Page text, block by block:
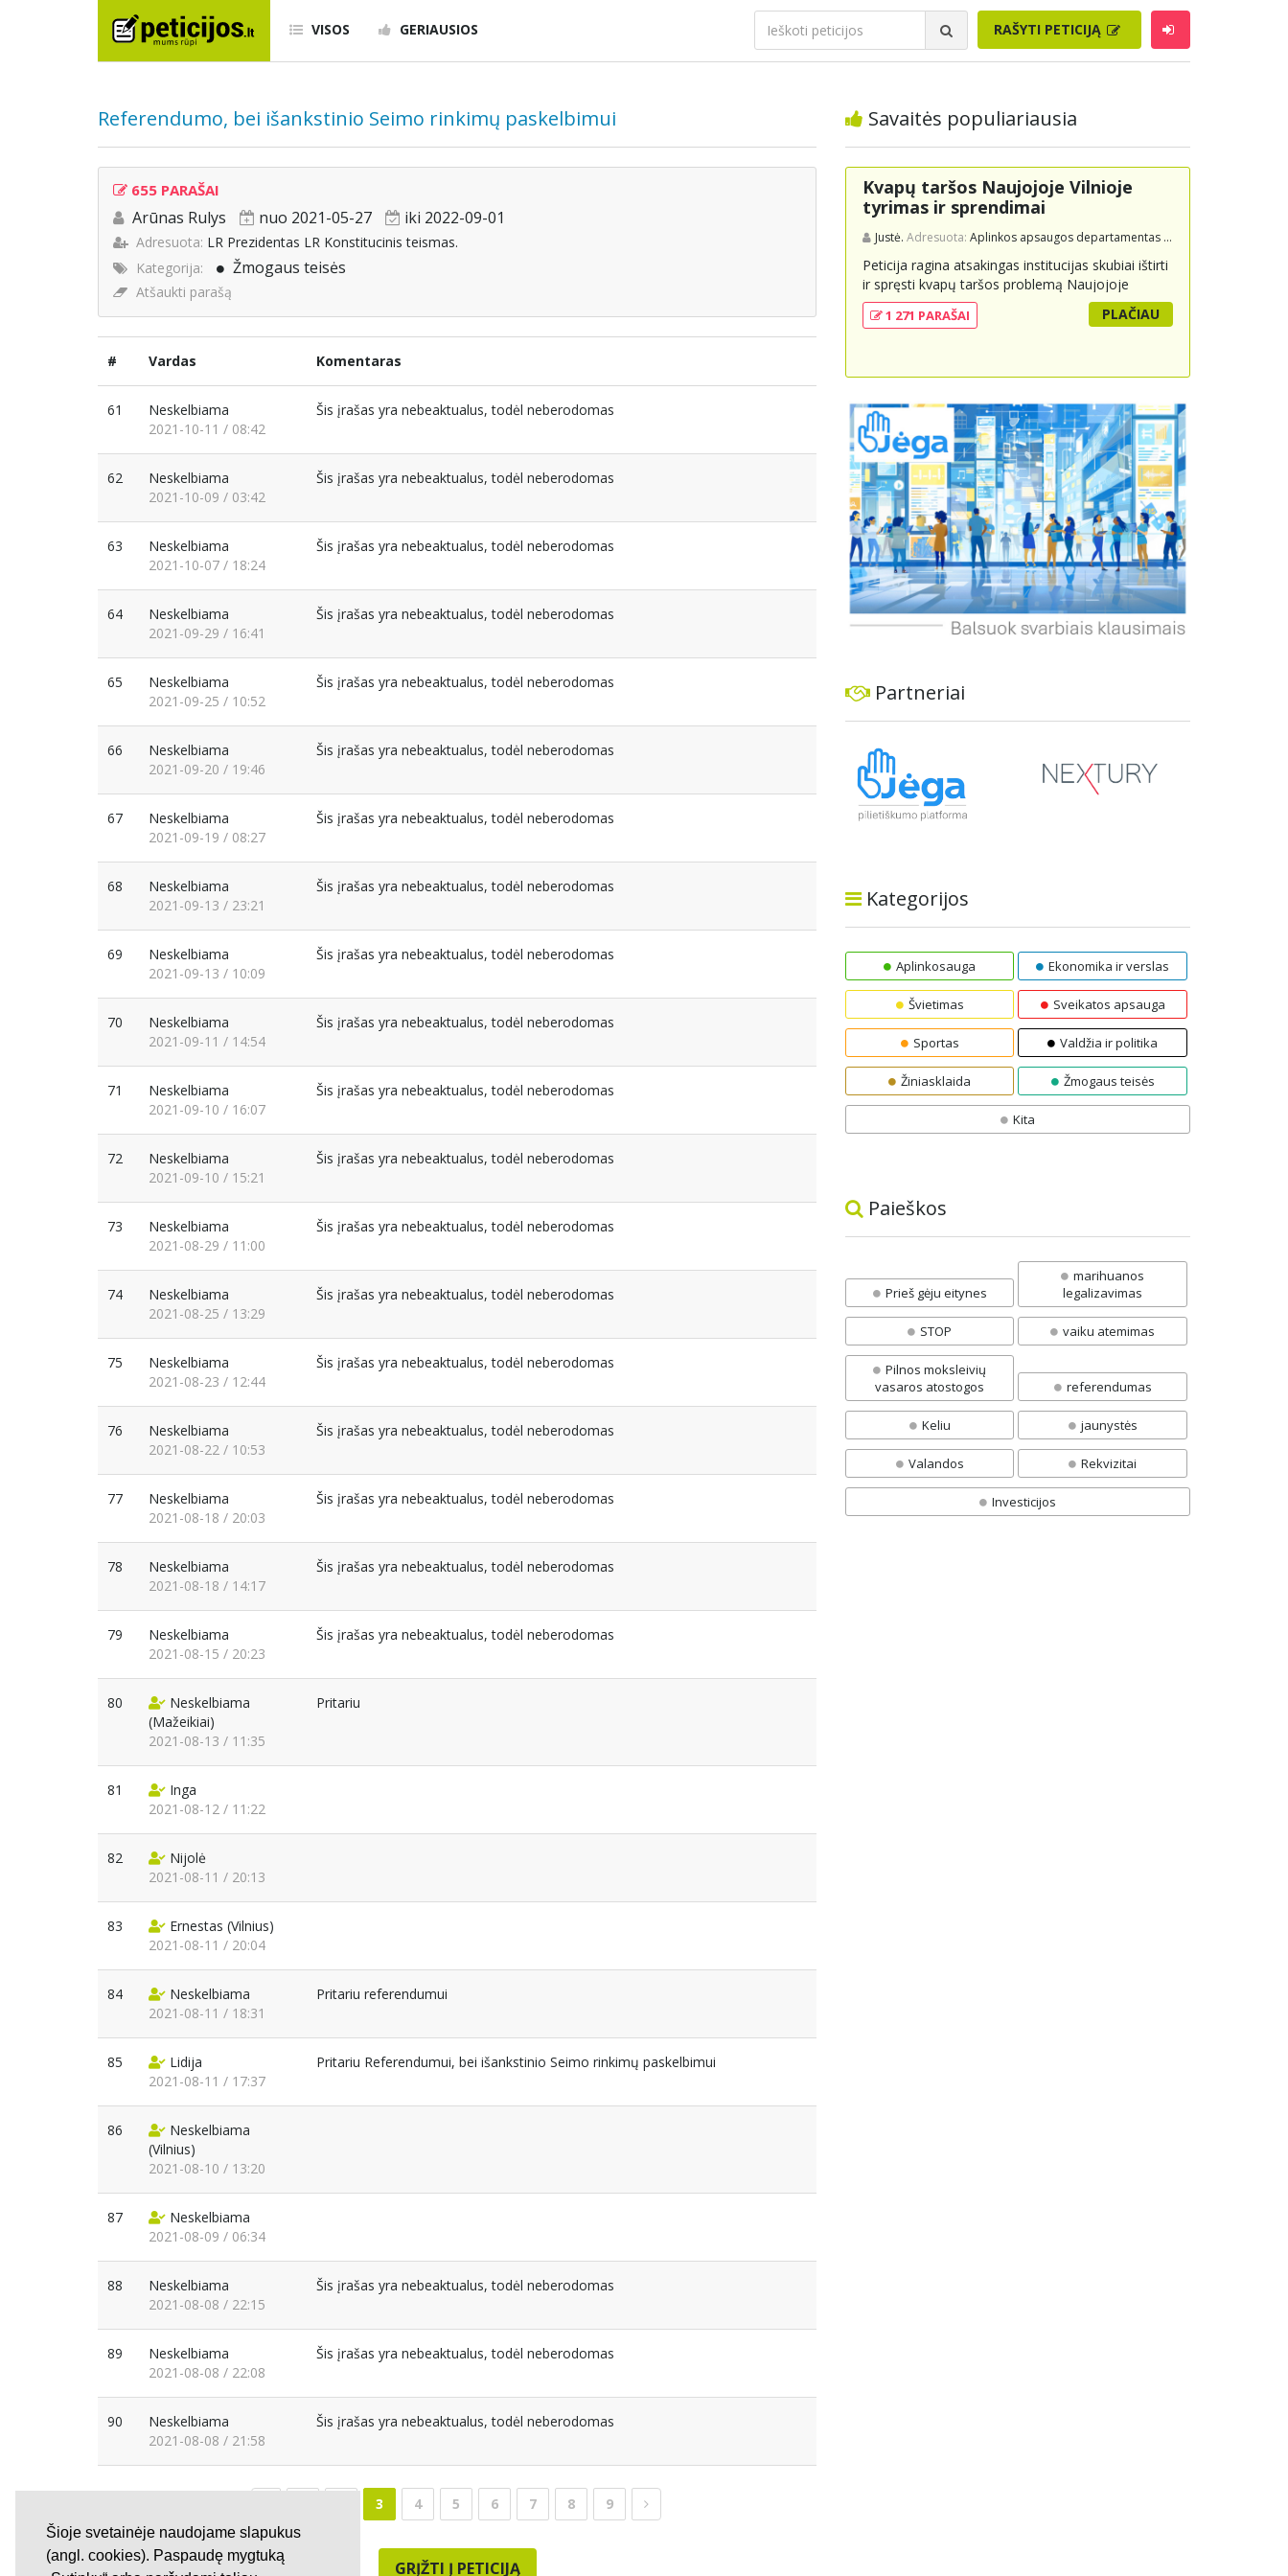
Šioje svetainėje naudojame slapukus
(angl. cookies). Paspaudę mygtuką
VISOS GERIAUSIOS RAŠYTI PETICIJĄ
Referendumo, bei išankstinio Seimo rinkimų paskelbimui
655 PARAŠAI
Arūnas Rulys nuo 2021-05-27 iki 2022-09-01
Adresuota: LR Prezidentas LR Konstitucinis teismas.
Kategorija:
Žmogaus teisės
Atšaukti parašą
# Vardas Komentaras
61
Neskelbiama
2021-10-11 / 08:42
Šis įrašas yra nebeaktualus, todėl neberodomas
62
Neskelbiama
2021-10-09 / 03:42
Šis įrašas yra nebeaktualus, todėl neberodomas
63
Neskelbiama
2021-10-07 / 18:24
Šis įrašas yra nebeaktualus, todėl neberodomas
64
Neskelbiama
2021-09-29 / 16:41
Šis įrašas yra nebeaktualus, todėl neberodomas
65
Neskelbiama
2021-09-25 / 10:52
Šis įrašas yra nebeaktualus, todėl neberodomas
66
Neskelbiama
2021-09-20 / 19:46
Šis įrašas yra nebeaktualus, todėl neberodomas
67
Neskelbiama
2021-09-19 / 08:27
Šis įrašas yra nebeaktualus, todėl neberodomas
68
Neskelbiama
2021-09-13 / 23:21
Šis įrašas yra nebeaktualus, todėl neberodomas
69
Neskelbiama
2021-09-13 / 10:09
Šis įrašas yra nebeaktualus, todėl neberodomas
70
Neskelbiama
2021-09-11 / 14:54
Šis įrašas yra nebeaktualus, todėl neberodomas
71
Neskelbiama
2021-09-10 / 16:07
Šis įrašas yra nebeaktualus, todėl neberodomas
72
Neskelbiama
2021-09-10 / 15:21
Šis įrašas yra nebeaktualus, todėl neberodomas
73
Neskelbiama
2021-08-29 / 11:00
Šis įrašas yra nebeaktualus, todėl neberodomas
74
Neskelbiama
2021-08-25 / 13:29
Šis įrašas yra nebeaktualus, todėl neberodomas
75
Neskelbiama
2021-08-23 / 12:44
Šis įrašas yra nebeaktualus, todėl neberodomas
76
Neskelbiama
2021-08-22 / 10:53
Šis įrašas yra nebeaktualus, todėl neberodomas
77
Neskelbiama
2021-08-18 / 20:03
Šis įrašas yra nebeaktualus, todėl neberodomas
78
Neskelbiama
2021-08-18 / 14:17
Šis įrašas yra nebeaktualus, todėl neberodomas
79
Neskelbiama
2021-08-15 / 20:23
Šis įrašas yra nebeaktualus, todėl neberodomas
80
Neskelbiama
(Mažeikiai)
2021-08-13 / 11:35
Pritariu
81
Inga
2021-08-12 / 11:22
82
Nijolė
2021-08-11 / 20:13
83 Ernestas (Vilnius)
2021-08-11 / 20:04
84
Neskelbiama
2021-08-11 / 18:31
Pritariu referendumui
85
Lidija
2021-08-11 / 17:37
Pritariu Referendumui, bei išankstinio Seimo rinkimų paskelbimui
86
Neskelbiama
(Vilnius)
2021-08-10 / 13:20
87
Neskelbiama
2021-08-09 / 06:34
88
Neskelbiama
2021-08-08 / 22:15
Šis įrašas yra nebeaktualus, todėl neberodomas
89
Neskelbiama
2021-08-08 / 22:08
Šis įrašas yra nebeaktualus, todėl neberodomas
90
Neskelbiama
2021-08-08 / 21:58
Šis įrašas yra nebeaktualus, todėl neberodomas
3 4 5 6 7 8 9
GRĮŽTI Į PETICIJĄ
Savaitės populiariausia
Kvapų taršos Naujojoje Vilnioje
tyrimas ir sprendimai
Justė. Adresuota: Aplinkos apsaugos departamentas prie Aplinkos ministerijos
Peticija ragina atsakingas institucijas skubiai ištirti
ir spręsti kvapų taršos problemą Naujojoje
Vilnioje, kuri kyla dėl buitinių atliekų sąvartyno
Pramonės g. 141. Gyventojai skundžiasi nuolatiniu
išsamius tyrimus, įdiegti nuolatinius kontrolės
mechanizmus ir imtis veiksmingų priemonių
problemai spręsti, taip pat užtikrinti visuomenės
informavimą apie priimtus sprendimus ir
planuojamus veiksmus.
1 271 PARAŠAI PLAČIAU
Partneriai
Kategorijos
Aplinkosauga Ekonomika ir verslas
Švietimas Sveikatos apsauga
Sportas Valdžia ir politika
Žiniasklaida Žmogaus teisės
Kita
Paieškos
Prieš gėju eitynes
marihuanos
legalizavimas
STOP vaiku atemimas
Pilnos moksleivių
vasaros atostogos
referendumas
Keliu jaunystės
Valandos Rekvizitai
Investicijos